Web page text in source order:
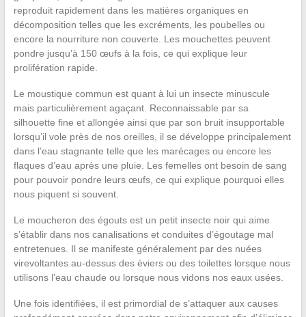
reproduit rapidement dans les matières organiques en
décomposition telles que les excréments, les poubelles ou
encore la nourriture non couverte. Les mouchettes peuvent
pondre jusqu’à 150 œufs à la fois, ce qui explique leur
prolifération rapide.
Le moustique commun est quant à lui un insecte minuscule
mais particulièrement agaçant. Reconnaissable par sa
silhouette fine et allongée ainsi que par son bruit insupportable
lorsqu’il vole près de nos oreilles, il se développe principalement
dans l’eau stagnante telle que les marécages ou encore les
flaques d’eau après une pluie. Les femelles ont besoin de sang
pour pouvoir pondre leurs œufs, ce qui explique pourquoi elles
nous piquent si souvent.
Le moucheron des égouts est un petit insecte noir qui aime
s’établir dans nos canalisations et conduites d’égoutage mal
entretenues. Il se manifeste généralement par des nuées
virevoltantes au-dessus des éviers ou des toilettes lorsque nous
utilisons l’eau chaude ou lorsque nous vidons nos eaux usées.
Une fois identifiées, il est primordial de s’attaquer aux causes